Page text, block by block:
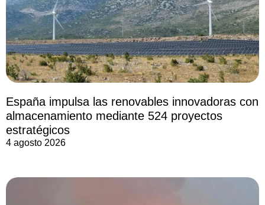
España impulsa las renovables innovadoras con
almacenamiento mediante 524 proyectos
estratégicos
4 agosto 2026